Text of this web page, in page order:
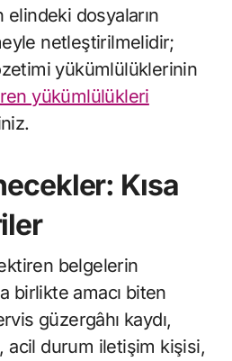
elindeki dosyaların
netleştirilmelidir;
yükümlülüklerinin
yükümlülükleri
Kısa
belgelerin
birlikte amacı biten
güzergâhı kaydı,
acil durum iletişim kişisi,